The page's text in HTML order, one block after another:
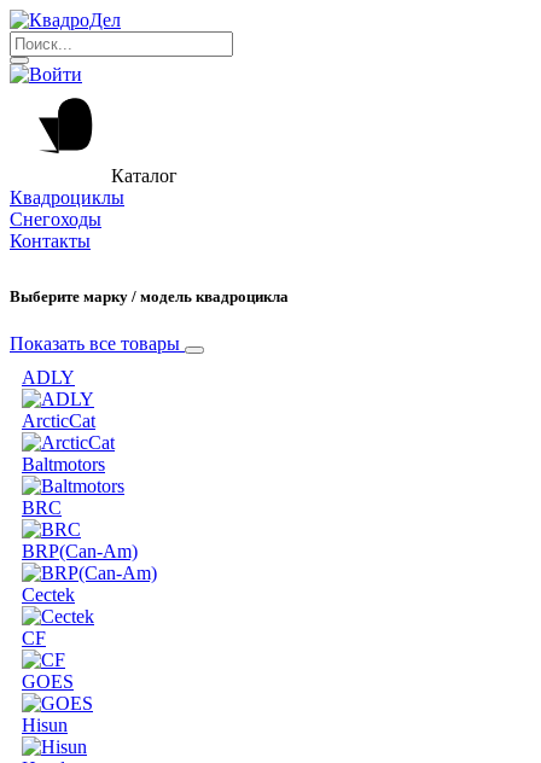
Каталог
Квадроциклы
Снегоходы
Контакты
Выберите марку / модель квадроцикла
Показать все товары
ADLY
ArcticCat
Baltmotors
BRC
BRP(Can-Am)
Cectek
CF
GOES
Hisun